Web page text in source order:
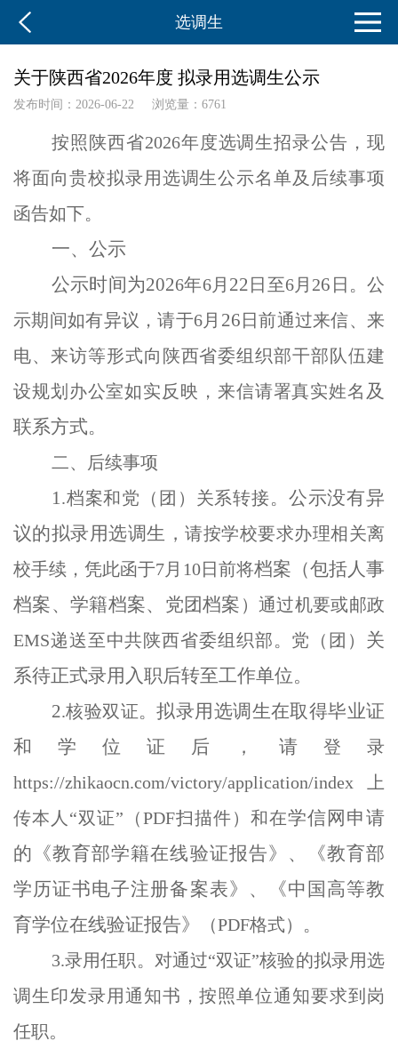
选调生
关于陕西省2026年度 拟录用选调生公示
发布时间：2026-06-22 浏览量：6761
按照陕西省2026年度选调生招录公告，现
将面向贵校拟录用选调生公示名单及后续事项
函告如下。
一、公示
公示时间为2026年6月 22 日至6月 26 日。公
示期间如有异议，请于6月 26 日前通过来信、来
电、来访等形式向陕西省委组织部干部队伍建
设规划办公室如实反映，来信请署真实姓名 及
联系方式。
二、后续事项
1.档案和党（团）关系转接。 公示没有异
议的拟录用选调生，请按学校要求办理相关离
校手续，凭此函于7月 10日前将档案（包括人事
档案、学籍档案、党团档案 ）通过机要或邮政
EMS递送至中共陕西省委组织部。党（团） 关
系待正式录用入职后转至工作单位。
2.核验双证。拟录用选调生在取得毕业证
和学位证后，请登录
https://zhikaocn.com/victory/application/index 上
传本人“双证”（PDF扫描件）和在学信网申请
的《教育部学籍在线验证报告》、《教育部
学历证书电子注册备案表》、《中国高等教
育学位在线验证报告》
（PDF格式）。
3.录用任职。 对通过“双证”核验的拟录用选
调生印发录用通知书，按照单位通知要求到岗
任职。